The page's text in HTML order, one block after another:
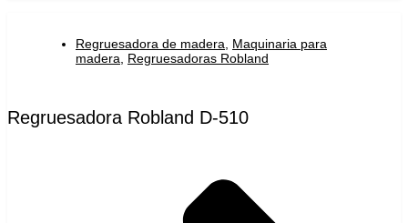
Regruesadora de madera, Maquinaria para
madera, Regruesadoras Robland
Regruesadora Robland D-510